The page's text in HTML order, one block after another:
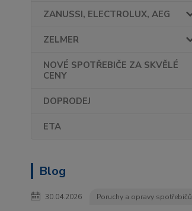
ZANUSSI, ELECTROLUX, AEG
ZELMER
NOVÉ SPOTŘEBIČE ZA SKVĚLÉ
CENY
DOPRODEJ
ETA
Blog
30.04.2026 Poruchy a opravy spotřebičů